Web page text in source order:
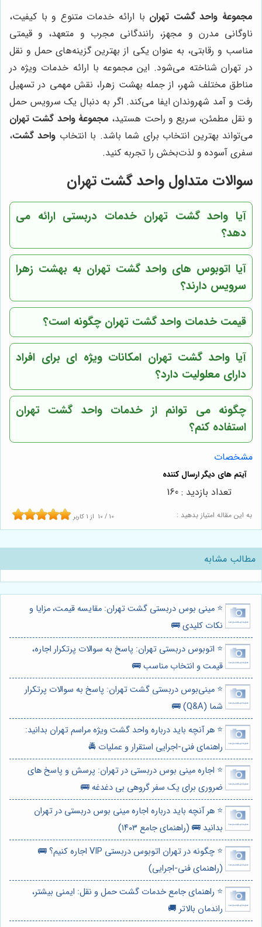
مجموعۀ واحد گشت تهران با ارائه خدمات متنوع و با کیفیت،
ناوگانی مدرن و مجهز، رانندگانی مجرب و متعهد، و قیمتی
مناسب و رقابتی، به عنوان یکی از بهترین گزینه‌های حمل و نقل
در تهران شناخته می‌شود. این مجموعه با ارائه خدمات ویژه در
مناطق مختلف شهر، از جمله بهشت زهرا، نقش مهمی در تسهیل
رفت و آمد شهروندان ایفا می‌کند. اگر به دنبال یک سرویس حمل
و نقل مطمئن، سریع و راحت هستید، مجموعۀ واحد گشت تهران
می‌تواند بهترین انتخاب برای شما باشد. با انتخاب واحد گشت،
سفری آسوده و لذت‌بخش را تجربه کنید.
سوالات متداول واحد گشت تهران
آیا واحد گشت تهران خدمات دربستی ارائه می
دهد؟
آیا اتوبوس های واحد گشت تهران به بهشت زهرا
سرویس دارند؟
قیمت خدمات واحد گشت تهران چگونه است؟
آیا واحد گشت تهران امکانات ویژه ای برای افراد
دارای معلولیت دارد؟
چگونه می توانم از خدمات واحد گشت تهران
استفاده کنم؟
مشخصات
به این مقاله امتیاز بدهید : 10 / 10 از 1 کاربر
تعداد بازدید : 160
مطالب مشابه
⭐️ مینی بوس دربستی گشت تهران: مقایسه قیمت، مزایا و
نکات کلیدی 🚌
⭐️ اتوبوس دربستی تهران: پاسخ به سوالات پرتکرار اجاره،
قیمت و انتخاب مناسب 🚌
⭐️ مینی‌بوس دربستی گشت تهران: پاسخ به سوالات پرتکرار
شما (Q&A) 🚌
⭐️ هر آنچه باید درباره واحد گشت ویژه مراسم تهران بدانید:
راهنمای فنی-اجرایی استقرار و عملیات 🚔
⭐️ اجاره مینی بوس دربستی در تهران: پرسش و پاسخ های
ضروری برای یک سفر گروهی بی دغدغه 🚌
⭐️ هر آنچه باید درباره اجاره مینی بوس دربستی در تهران
بدانید 🚌 (راهنمای جامع ۱۴۰۳)
⭐️ چگونه در تهران اتوبوس دربستی VIP اجاره کنیم؟ 🚌
(راهنمای فنی-اجرایی)
⭐️ راهنمای جامع خدمات گشت حمل و نقل: ایمنی بیشتر،
راندمان بالاتر 🚚